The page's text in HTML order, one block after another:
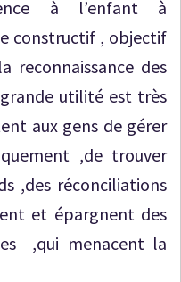
à l’enfant à
constructif , objectif
reconnaissance des
utilité est très
aux gens de gérer
,de trouver
,des réconciliations
et épargnent des
,qui menacent la